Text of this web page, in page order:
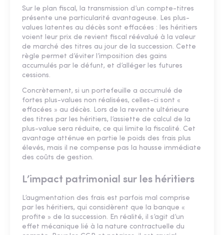
Sur le plan fiscal, la transmission d’un compte-titres
présente une particularité avantageuse. Les plus-
values latentes au décès sont effacées : les héritiers
voient leur prix de revient fiscal réévalué à la valeur
de marché des titres au jour de la succession. Cette
règle permet d’éviter l’imposition des gains
accumulés par le défunt, et d’alléger les futures
cessions.
Concrètement, si un portefeuille a accumulé de
fortes plus-values non réalisées, celles-ci sont «
effacées » au décès. Lors de la revente ultérieure
des titres par les héritiers, l’assiette de calcul de la
plus-value sera réduite, ce qui limite la fiscalité. Cet
avantage atténue en partie le poids des frais plus
élevés, mais il ne compense pas la hausse immédiate
des coûts de gestion.
L’impact patrimonial sur les héritiers
L’augmentation des frais est parfois mal comprise
par les héritiers, qui considèrent que la banque «
profite » de la succession. En réalité, il s’agit d’un
effet mécanique lié à la nature contractuelle du